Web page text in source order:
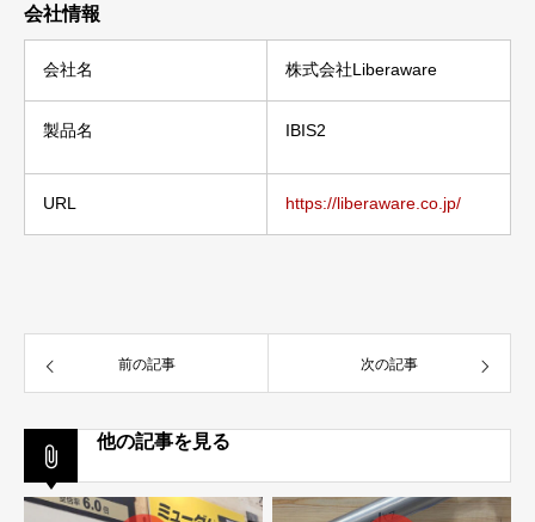
会社情報
会社名 株式会社Liberaware
製品名 IBIS2
URL https://liberaware.co.jp/
前の記事 次の記事
他の記事を見る